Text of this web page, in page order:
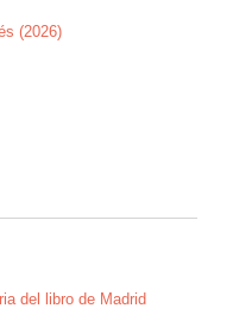
(2026)
del libro de Madrid